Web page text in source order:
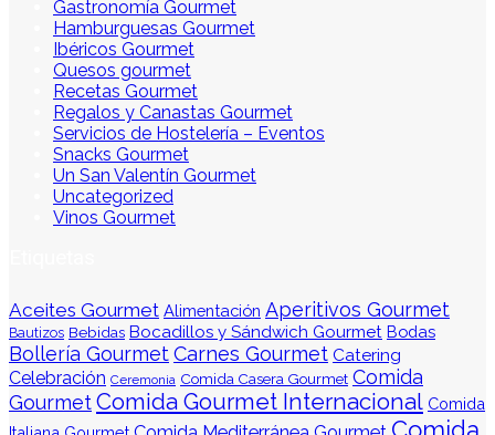
Gastronomía Gourmet
Hamburguesas Gourmet
Ibéricos Gourmet
Quesos gourmet
Recetas Gourmet
Regalos y Canastas Gourmet
Servicios de Hostelería – Eventos
Snacks Gourmet
Un San Valentín Gourmet
Uncategorized
Vinos Gourmet
Aceites Gourmet Alimentación Aperitivos Gourmet
Bautizos Bebidas Bocadillos y Sándwich Gourmet Bodas
Bollería GourmetCarnes Gourmet Catering
Celebración Ceremonia Comida Casera Gourmet Comida
GourmetComida Gourmet Internacional Comida
Comida